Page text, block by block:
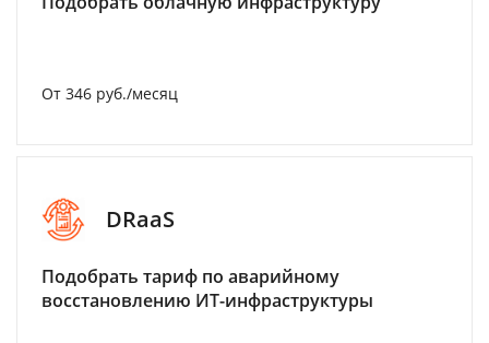
От 346 руб./месяц
DRaaS
Подобрать тариф по аварийному
восстановлению ИТ-инфраструктуры